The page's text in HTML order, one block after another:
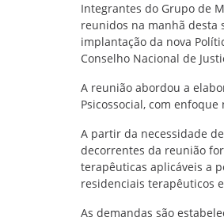
Integrantes do Grupo de
reunidos na manhã desta
implantação da nova
Conselho Nacional de
A reunião abordou a
Psicossocial, com
A partir da necessidade
decorrentes da reunião
terapêuticas aplicáveis a
residenciais terapêuticos
As demandas são